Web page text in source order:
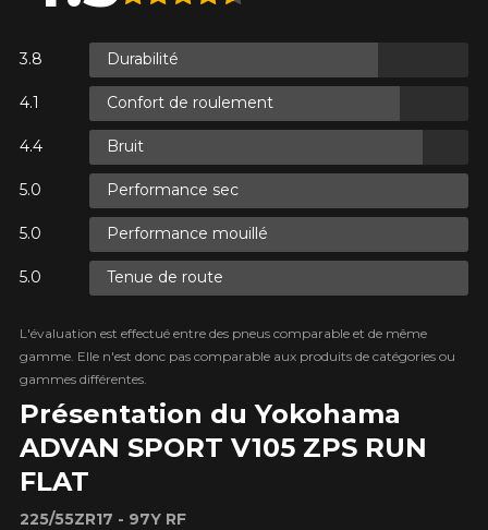
Présentation du Yokohama
ADVAN SPORT V105 ZPS RUN
FLAT
225/55ZR17 - 97Y RF
Durabilité
Confort de roulement
Bruit
Performance sec
Performance mouillé
Tenue de route
L'évaluation est effectué entre des pneus comparable et de même
gamme. Elle n'est donc pas comparable aux produits de catégories ou
gammes différentes.